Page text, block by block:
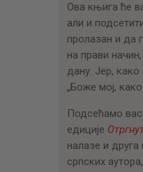
Ова књига ће
али и
пролазан и да
на прави
дану. Јер,
„Боже мој,
Подсећамо
едиције
налазе и
српских